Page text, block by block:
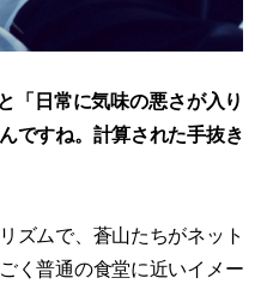
「日常に気味の悪さが入り
ですね。計算された手抜き
ズムで、蒼山たちがネット
く普通の食堂に近いイメー